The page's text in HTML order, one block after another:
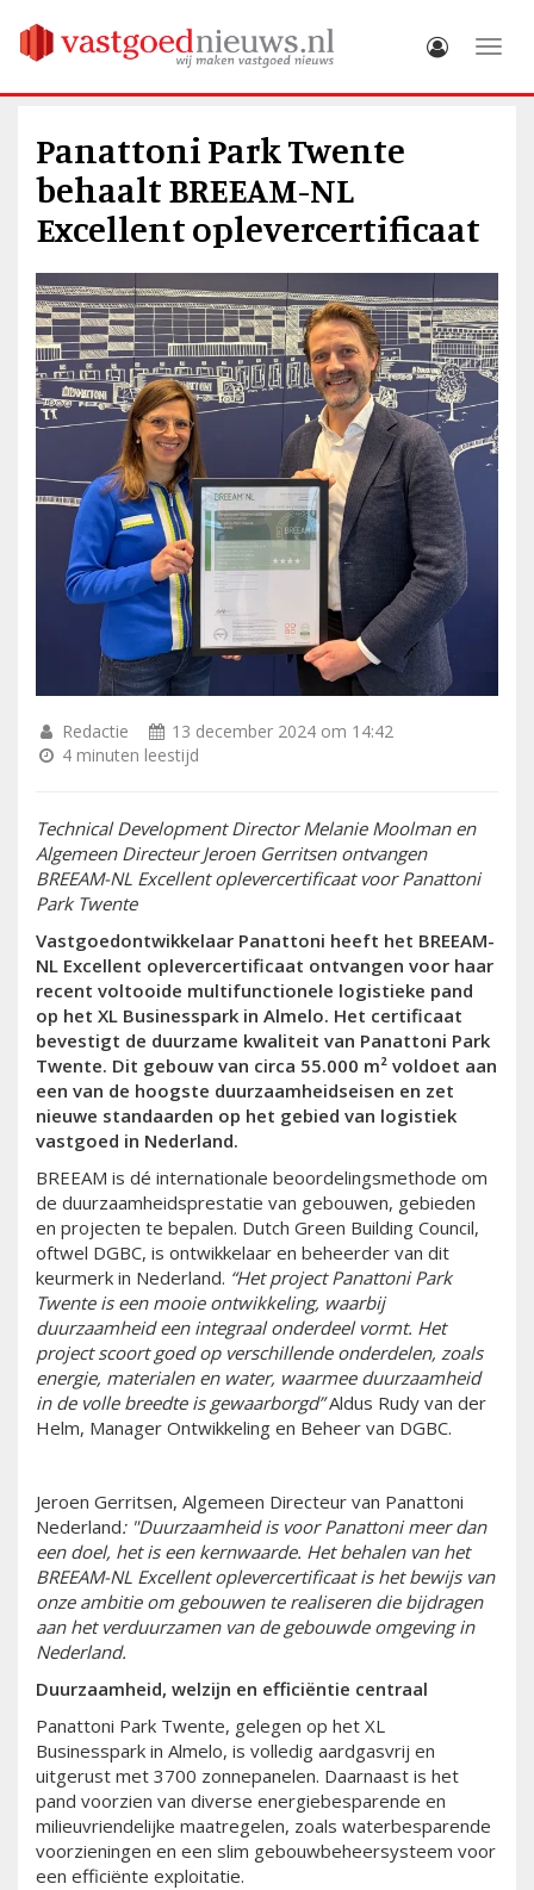
Panattoni Park Twente
behaalt BREEAM-NL
Excellent oplevercertificaat
Redactie
13 december 2024 om 14:42
4 minuten leestijd
Technical Development Director Melanie Moolman en
Algemeen Directeur Jeroen Gerritsen ontvangen
BREEAM-NL Excellent oplevercertificaat voor Panattoni
Park Twente
Vastgoedontwikkelaar Panattoni heeft het BREEAM-
NL Excellent oplevercertificaat ontvangen voor haar
recent voltooide multifunctionele logistieke pand
op het XL Businesspark in Almelo. Het certificaat
bevestigt de duurzame kwaliteit van Panattoni Park
Twente. Dit gebouw van circa 55.000 m² voldoet aan
een van de hoogste duurzaamheidseisen en zet
nieuwe standaarden op het gebied van logistiek
vastgoed in Nederland.
BREEAM is dé internationale beoordelingsmethode om
de duurzaamheidsprestatie van gebouwen, gebieden
en projecten te bepalen. Dutch Green Building Council,
oftwel DGBC, is ontwikkelaar en beheerder van dit
keurmerk in Nederland. “Het project Panattoni Park
Twente is een mooie ontwikkeling, waarbij
duurzaamheid een integraal onderdeel vormt. Het
project scoort goed op verschillende onderdelen, zoals
energie, materialen en water, waarmee duurzaamheid
in de volle breedte is gewaarborgd”Aldus Rudy van der
Helm, Manager Ontwikkeling en Beheer van DGBC.
Jeroen Gerritsen, Algemeen Directeur van Panattoni
Nederland: "Duurzaamheid is voor Panattoni meer dan
een doel, het is een kernwaarde. Het behalen van het
BREEAM-NL Excellent oplevercertificaat is het bewijs van
onze ambitie om gebouwen te realiseren die bijdragen
aan het verduurzamen van de gebouwde omgeving in
Nederland.
Duurzaamheid, welzijn en efficiëntie centraal
Panattoni Park Twente, gelegen op het XL
Businesspark in Almelo, is volledig aardgasvrij en
uitgerust met 3700 zonnepanelen. Daarnaast is het
pand voorzien van diverse energiebesparende en
milieuvriendelijke maatregelen, zoals waterbesparende
voorzieningen en een slim gebouwbeheersysteem voor
een efficiënte exploitatie.